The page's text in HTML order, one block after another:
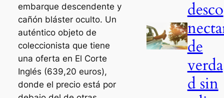
embarque descendente y
cañón bláster oculto. Un
auténtico objeto de
coleccionista que tiene
una oferta en El Corte
Inglés (639,20 euros),
donde el precio está por
desco
de
verda
d sin